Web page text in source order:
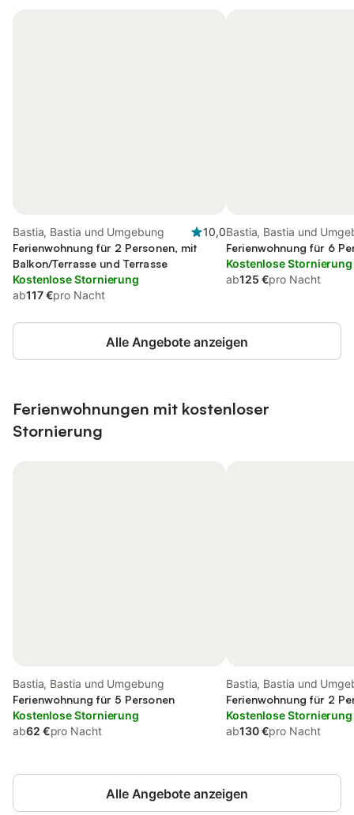
Bastia, Bastia und Umgebung
10,0
Ferienwohnung für 2 Personen, mit
Balkon/Terrasse und Terrasse
Kostenlose Stornierung
ab117 €pro Nacht
Bastia, Bastia und
Ferienwohnung für 6
Kostenlose Stornierung
ab125 €pro Nacht
Alle Angebote anzeigen
Ferienwohnungen mit kostenloser
Stornierung
Bastia, Bastia und Umgebung
Ferienwohnung für 5 Personen
Kostenlose Stornierung
ab62 €pro Nacht
Bastia, Bastia und
Ferienwohnung für 2
Kostenlose Stornierung
ab130 €pro Nacht
Alle Angebote anzeigen